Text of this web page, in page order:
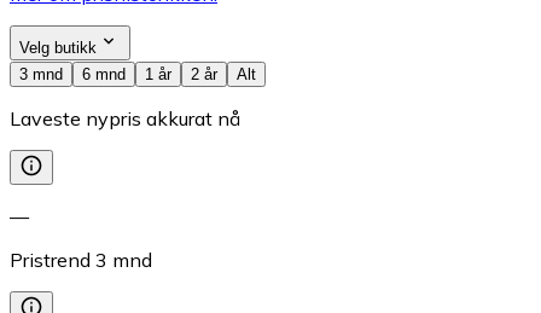
Velg butikk
3 mnd
6 mnd 1 år 2 år Alt
Laveste nypris akkurat nå
—
Pristrend 3 mnd